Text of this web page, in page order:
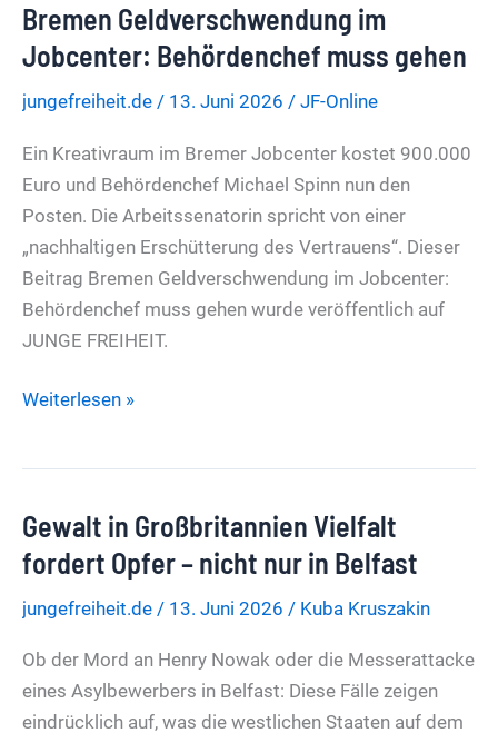
Verdrängung
auf
Kanälen
Bremen Geldverschwendung im
Jobcenter: Behördenchef muss gehen
jungefreiheit.de / 13. Juni 2026 / JF-Online
Ein Kreativraum im Bremer Jobcenter kostet 900.000
Euro und Behördenchef Michael Spinn nun den
Posten. Die Arbeitssenatorin spricht von einer
„nachhaltigen Erschütterung des Vertrauens“. Dieser
Beitrag Bremen Geldverschwendung im Jobcenter:
Behördenchef muss gehen wurde veröffentlich auf
JUNGE FREIHEIT.
Bremen
Behördenchef
muss
Weiterlesen »
Gewalt in Großbritannien Vielfalt
fordert Opfer – nicht nur in Belfast
jungefreiheit.de / 13. Juni 2026 / Kuba Kruszakin
Ob der Mord an Henry Nowak oder die Messerattacke
eines Asylbewerbers in Belfast: Diese Fälle zeigen
eindrücklich auf, was die westlichen Staaten auf dem